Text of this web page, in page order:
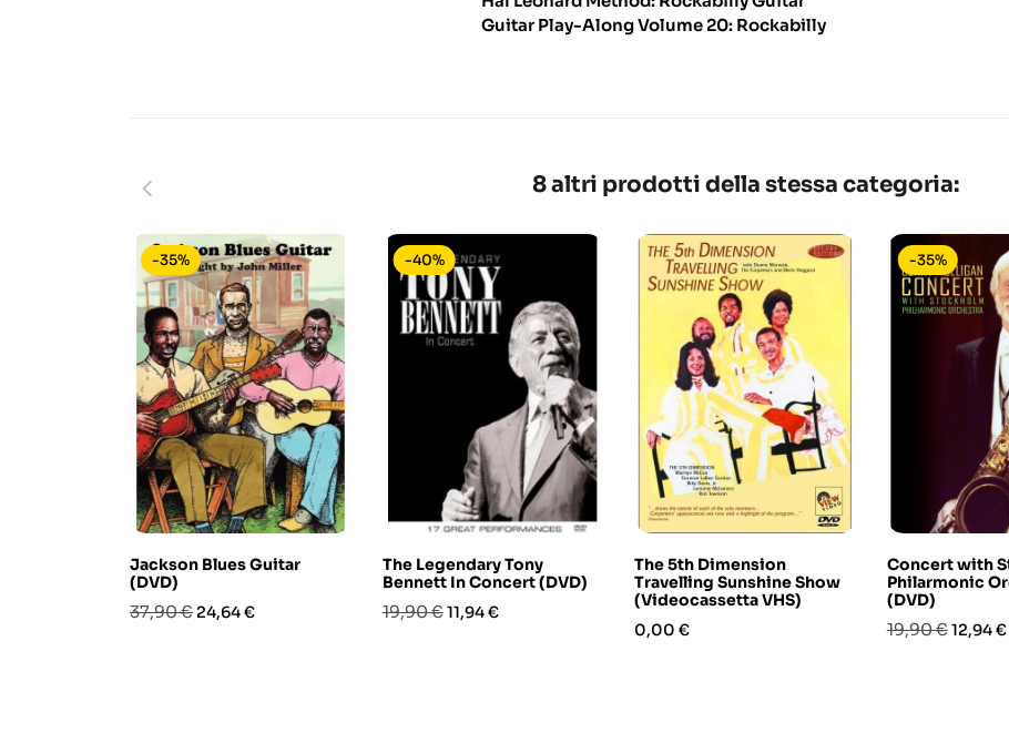
Guitar Play-Along Volume 20: Rockabilly
8 altri prodotti della stessa categoria:
Jackson Blues Guitar
(DVD)
Prezzo
37,90 € Prezzo
24,64 €
-35%
The Legendary Tony
Bennett In Concert (DVD)
Prezzo
19,90 €Prezzo
11,94 €
-40%
The 5th Dimension
Travelling Sunshine Show
(Videocassetta VHS)
Prezzo
0,00 €
Concert with
Philarmonic
(DVD)
Prezzo
19,90 €Prezzo
12,94 €
-35%